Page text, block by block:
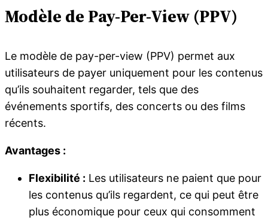
Modèle de Pay-Per-View (PPV)
Le modèle de pay-per-view (PPV) permet aux
utilisateurs de payer uniquement pour les contenus
qu’ils souhaitent regarder, tels que des
événements sportifs, des concerts ou des films
récents.
Avantages :
Flexibilité : Les utilisateurs ne paient que pour
les contenus qu’ils regardent, ce qui peut être
plus économique pour ceux qui consomment